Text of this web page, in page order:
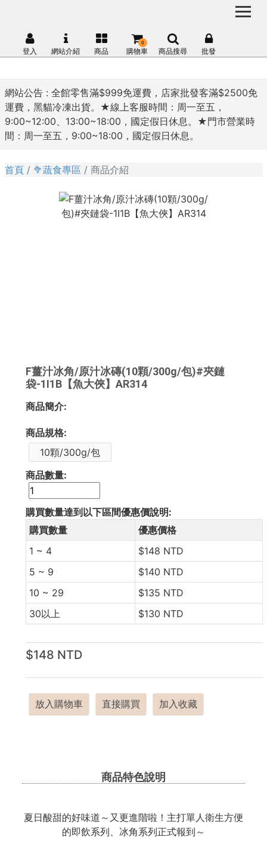
網站公告 : 全館零售滿$999免運費，店家批發客滿$2500免
運費，黑貓冷凍出貨。★線上客服時間：周一至五，
9:00~12:00、13:00~18:00，國定假日休息。★門市營業時
間：周一至五，9:00~18:00，國定假日休息。
登入 網站介紹 商品 購物車
0
商品搜尋 批發
首頁 🥦蔬食專區 商品介紹
F薑汁冰角/原汁冰磚(10顆/300g/包)#夾鏈
袋-1I1B【魚大俠】AR314
商品簡介:
商品規格:
10顆/300g/包
商品數量:
購買數量達到以下區間優惠價說明:
購買數量
優惠價格
1 ~ 4
$148 NTD
5 ~ 9
$140 NTD
10 ~ 29
$135 NTD
30以上
$130 NTD
$148 NTD
放入購物車 直接購買 加入收藏
商品特色說明
夏日酸甜的好味道～又更進階啦！主打單人衛生方便
的即飲系列、冰角系列正式報到～